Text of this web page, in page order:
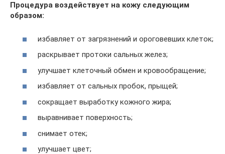
Процедура воздействует на кожу следующим
образом:
избавляет от загрязнений и ороговевших клеток;
раскрывает протоки сальных желез;
улучшает клеточный обмен и кровообращение;
избавляет от сальных пробок, прыщей;
сокращает выработку кожного жира;
выравнивает поверхность;
снимает отек;
улучшает цвет;